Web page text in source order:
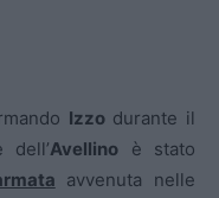
Izzodurante il
dell’Avellino è stato
avvenuta nelle